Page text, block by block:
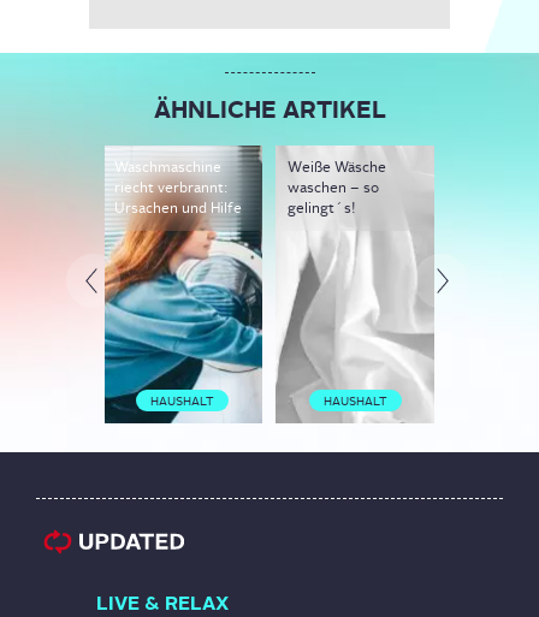
ÄHNLICHE ARTIKEL
HAUSHALT
Waschmaschine
riecht verbrannt:
Ursachen und Hilfe
HAUSHALT
Weiße Wäsche
waschen – so
gelingt´s!
LIVE & RELAX